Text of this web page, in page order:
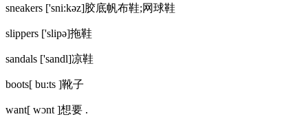
sneakers ['sni:kəz]胶底帆布鞋;网球鞋
slippers ['slipə]拖鞋
sandals ['sandl]凉鞋
boots[ bu:ts ]靴子
want[ wɔnt ]想要 .